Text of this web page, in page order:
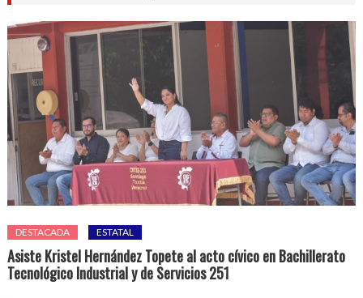
DESTACADA ESTATAL
Asiste Kristel Hernández Topete al acto cívico en Bachillerato
Tecnológico Industrial y de Servicios 251